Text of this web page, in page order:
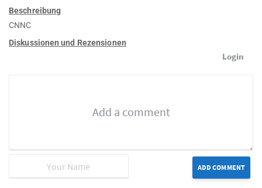
Beschreibung
CNNC
Diskussionen und Rezensionen
Login
ADD COMMENT